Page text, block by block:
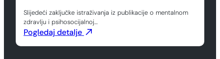
Slijedeći zaključke istraživanja iz publikacije o mentalnom
zdravlju i psihosocijalnoj…
Pogledaj detalje